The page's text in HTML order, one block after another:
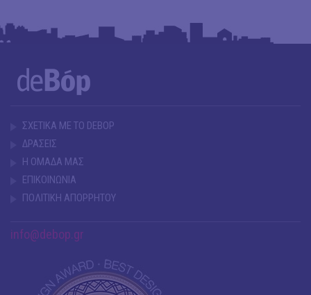
ΣΧΕΤΙΚΑ ΜΕ ΤΟ DEBOP
ΔΡΑΣΕΙΣ
Η ΟΜΑΔΑ ΜΑΣ
ΕΠΙΚΟΙΝΩΝΙΑ
ΠΟΛΙΤΙΚΗ ΑΠΟΡΡΗΤΟΥ
info@debop.gr